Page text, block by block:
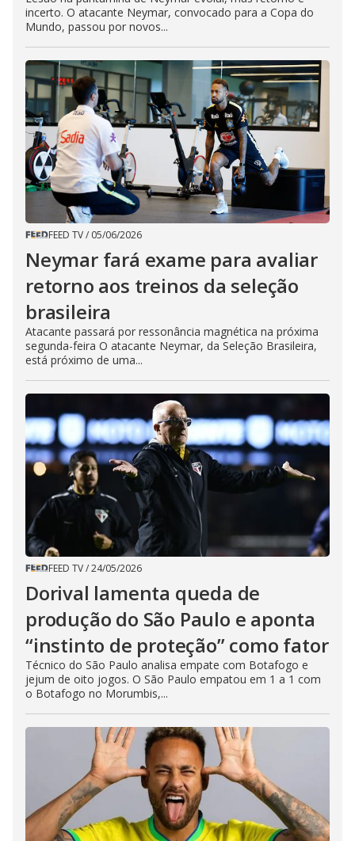
incerto. O atacante Neymar, convocado para a Copa do
Mundo, passou por novos...
FEED TV/ 05/06/2026
Neymar fará exame para avaliar
retorno aos treinos da seleção
brasileira
Atacante passará por ressonância magnética na próxima
segunda-feira O atacante Neymar, da Seleção Brasileira,
está próximo de uma...
FEED TV/24/05/2026
Dorival lamenta queda de
produção do São Paulo e aponta
“instinto de proteção” como fator
Técnico do São Paulo analisa empate com Botafogo e
jejum de oito jogos. O São Paulo empatou em 1 a 1 com
o Botafogo no Morumbis,...